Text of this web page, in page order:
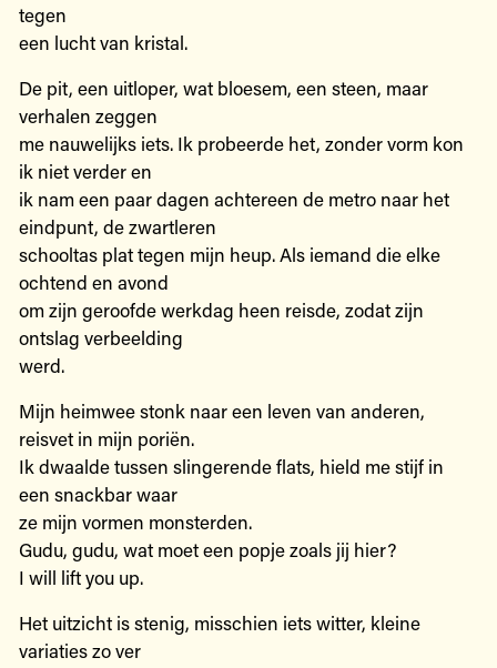
tegen
een lucht van kristal.
De pit, een uitloper, wat bloesem, een steen, maar
verhalen zeggen
me nauwelijks iets. Ik probeerde het, zonder vorm kon
ik niet verder en
ik nam een paar dagen achtereen de metro naar het
eindpunt, de zwartleren
schooltas plat tegen mijn heup. Als iemand die elke
ochtend en avond
om zijn geroofde werkdag heen reisde, zodat zijn
ontslag verbeelding
werd.
Mijn heimwee stonk naar een leven van anderen,
reisvet in mijn poriën.
Ik dwaalde tussen slingerende flats, hield me stijf in
een snackbar waar
ze mijn vormen monsterden.
Gudu, gudu, wat moet een popje zoals jij hier?
I will lift you up.
Het uitzicht is stenig, misschien iets witter, kleine
variaties zo ver